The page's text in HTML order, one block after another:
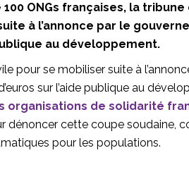
ONGs françaises, la
à l’annonce par le
au développement.
pour se mobiliser suite à
sur l’aide publique au
organisations de solidarité
dénoncer cette coupe soudaine,
pour les populations.